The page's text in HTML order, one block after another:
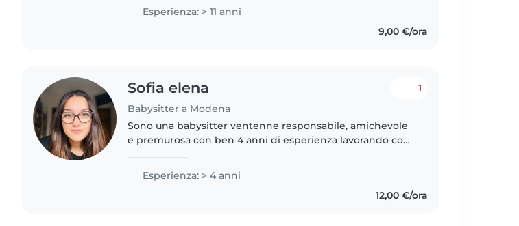
Esperienza: > 11 anni
9,00 €/ora
Sofia elena
Babysitter a Modena
1
Sono una babysitter ventenne responsabile, amichevole
e premurosa con ben 4 anni di esperienza lavorando con
fluentemente..
Esperienza: > 4 anni
12,00 €/ora